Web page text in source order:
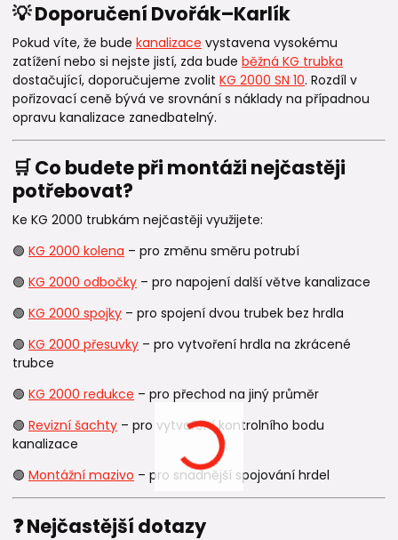
💡 Doporučení Dvořák–Karlík
Pokud víte, že bude kanalizace vystavena vysokému
zatížení nebo si nejste jistí, zda bude běžná KG trubka
dostačující, doporučujeme zvolit KG 2000 SN 10. Rozdíl v
pořizovací ceně bývá ve srovnání s náklady na případnou
opravu kanalizace zanedbatelný.
🛒 Co budete při montáži nejčastěji
potřebovat?
Ke KG 2000 trubkám nejčastěji využijete:
🟢 KG 2000 kolena – pro změnu směru potrubí
🟢 KG 2000 odbočky – pro napojení další větve kanalizace
🟢 KG 2000 spojky – pro spojení dvou trubek bez hrdla
🟢 KG 2000 přesuvky – pro vytvoření hrdla na zkrácené
trubce
🟢 KG 2000 redukce – pro přechod na jiný průměr
🟢 Revizní šachty – pro vytvoření kontrolního bodu
kanalizace
🟢 Montážní mazivo – pro snadnější spojování hrdel
❓ Nejčastější dotazy